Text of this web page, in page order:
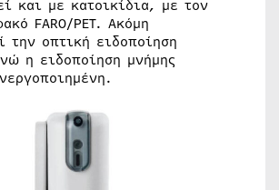
και με κατοικίδια, με τον
FARO/PET. Ακόμη
την οπτική ειδοποίηση
η ειδοποίηση μνήμης